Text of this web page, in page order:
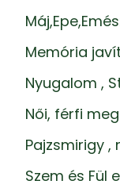
Memória
Nyugalom ,
Női, férfi
Pajzsmirigy ,
Szem és Fül